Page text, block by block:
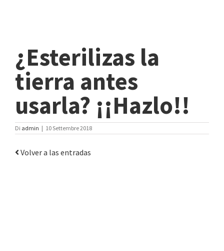
¿Esterilizas la
tierra antes
usarla? ¡¡Hazlo!!
Di admin | 10 Settembre 2018
Volver a las entradas